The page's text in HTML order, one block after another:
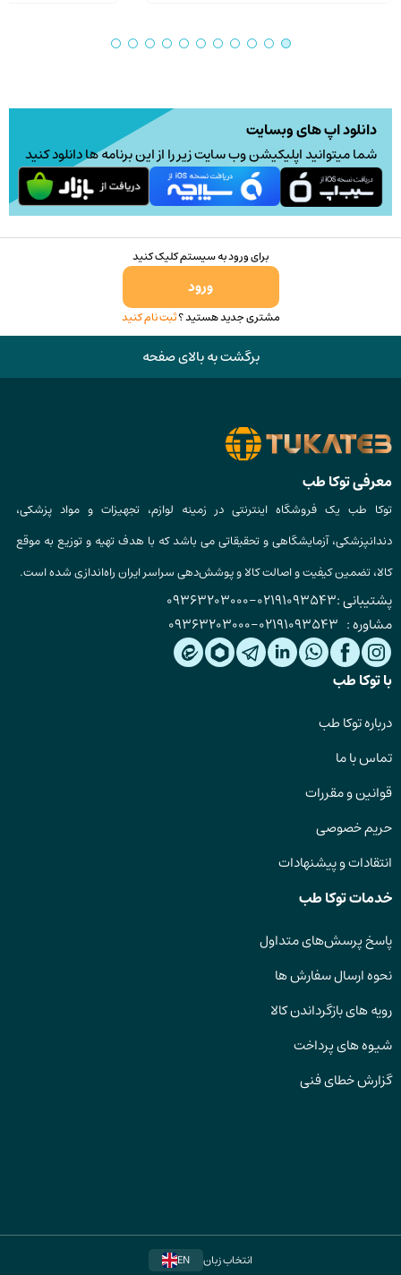
دانلود اپ های وبسایت
شما میتوانید اپلیکیشن وب سایت زیر را از این برنامه ها دانلود کنید
برای ورود به سیستم کلیک کنید
ورود
مشتری جدید هستید ؟ثبت نام کنید
برگشت به بالای صفحه
معرفی توکا طب
توکا طب یک فروشگاه اینترنتی در زمینه لوازم، تجهیزات و مواد پزشکی،
دندانپزشکی، آزمایشگاهی و تحقیقاتی می باشد که با هدف تهیه و توزیع به موقع
کالا، تضمین کیفیت و اصالت کالا و پوشش‌دهی سراسر ایران راه‌اندازی شده است.
پشتیبانی :02191093543
-
09363203000
مشاوره : 02191093543
-
09363203000
با توکا طب
درباره توکا طب
تماس با ما
قوانین و مقررات
حریم خصوصی
انتقادات و پیشنهادات
خدمات توکا طب
پاسخ پرسش‌های متداول
نحوه ارسال سفارش ها
رویه های بازگرداندن کالا
شیوه های پرداخت
گزارش خطای فنی
انتخاب زبان
EN